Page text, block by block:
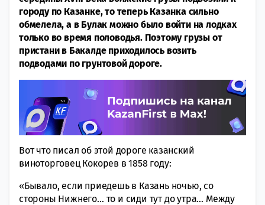
городу по Казанке, то теперь Казанка сильно
обмелела, а в Булак можно было войти на лодках
только во время половодья. Поэтому грузы от
пристани в Бакалде приходилось возить
подводами по грунтовой дороге.
Вот что писал об этой дороге казанский
виноторговец Кокорев в 1858 году:
«Бывало, если приедешь в Казань ночью, со
стороны Нижнего… то и сиди тут до утра… Между